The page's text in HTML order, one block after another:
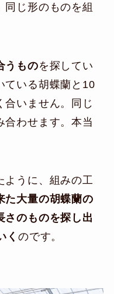
同じ形のものを組
うものを探してい
ている胡蝶蘭と10
合いません。同じ
合わせます。本当
ように、組みの工
た大量の胡蝶蘭の
さのものを探し出
くのです。